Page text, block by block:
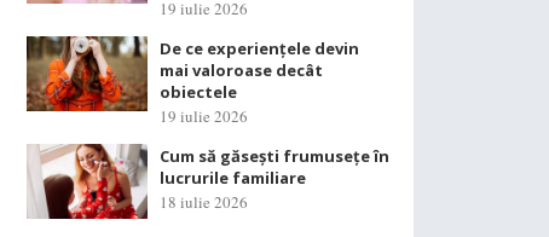
19 iulie 2026
De ce experiențele devin
mai valoroase decât
obiectele
19 iulie 2026
Cum să găsești frumusețe în
lucrurile familiare
18 iulie 2026